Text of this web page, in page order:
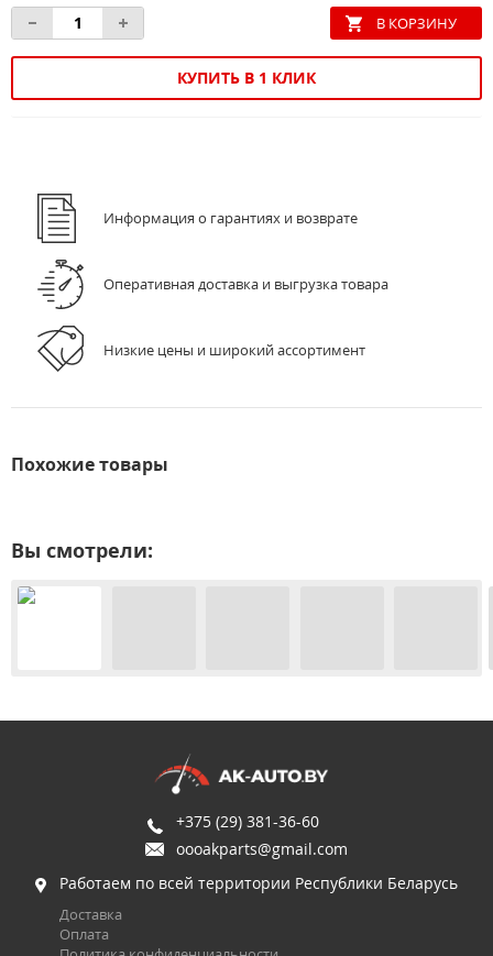
КУПИТЬ В 1 КЛИК
Информация о гарантиях и возврате
Оперативная доставка и выгрузка товара
Низкие цены и широкий ассортимент
Похожие товары
Вы смотрели:
+375 (29) 381-36-60
oooakparts@gmail.com
Работаем по всей территории Республики Беларусь
Доставка
Оплата